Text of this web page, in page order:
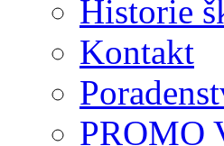
Historie
Kontakt
PROMO